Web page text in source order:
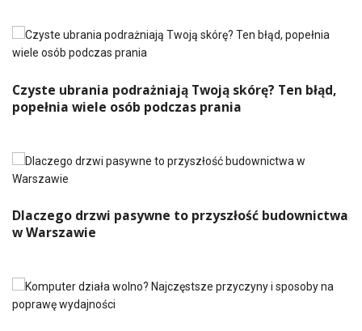
Czyste ubrania podrażniają Twoją skórę? Ten błąd,
popełnia wiele osób podczas prania
Dlaczego drzwi pasywne to przyszłość budownictwa
w Warszawie